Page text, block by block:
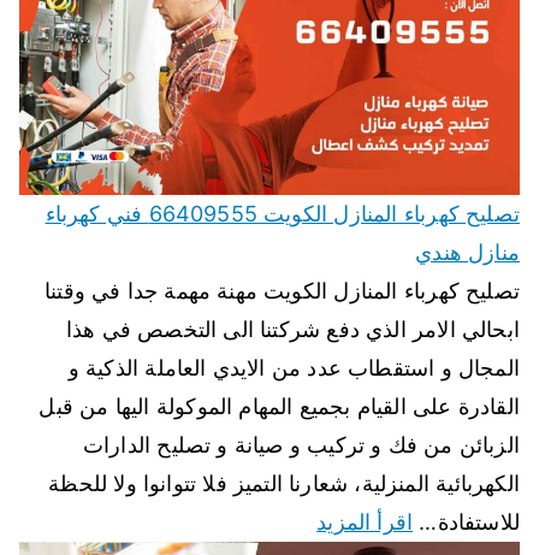
تصليح كهرباء المنازل الكويت 66409555 فني كهرباء
منازل هندي
تصليح كهرباء المنازل الكويت مهنة مهمة جدا في وقتنا
ابحالي الامر الذي دفع شركتنا الى التخصص في هذا
المجال و استقطاب عدد من الايدي العاملة الذكية و
القادرة على القيام بجميع المهام الموكولة اليها من قبل
الزبائن من فك و تركيب و صيانة و تصليح الدارات
الكهربائية المنزلية، شعارنا التميز فلا تتوانوا ولا للحظة
للاستفادة… اقرأ المزيد